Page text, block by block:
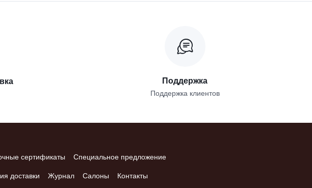
Поддержка
Поддержка клиентов
сертификаты
Специальное предложение
доставки Журнал Салоны Контакты